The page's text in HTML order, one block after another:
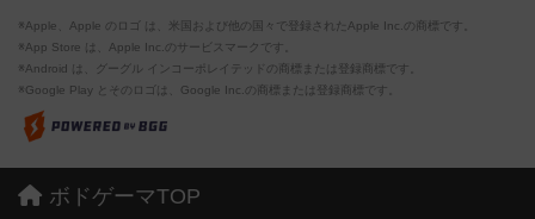
※Apple、Apple のロゴ は、米国および他の国々で登録されたApple Inc.の商標です。
※App Store は、Apple Inc.のサービスマークです。
※Android は、グーグル インコーポレイテッドの商標または登録商標です。
※Google Play とそのロゴは、Google Inc.の商標または登録商標です。
ボドゲーマTOP